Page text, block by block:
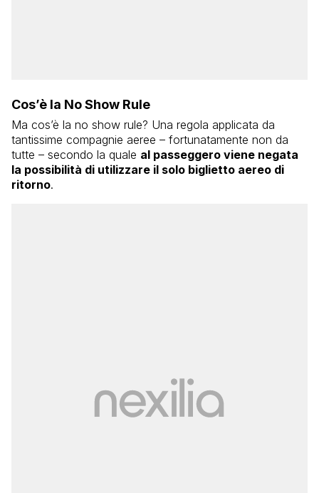
Cos’è la No Show Rule
Ma cos’è la no show rule? Una regola applicata da
tantissime compagnie aeree – fortunatamente non da
tutte – secondo la quale al passeggero viene negata
la possibilità di utilizzare il solo biglietto aereo di
ritorno.